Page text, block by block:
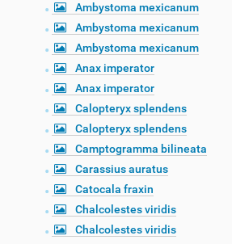
Ambystoma mexicanum
Ambystoma mexicanum
Ambystoma mexicanum
Anax imperator
Anax imperator
Calopteryx splendens
Calopteryx splendens
Camptogramma bilineata
Carassius auratus
Catocala fraxin
Chalcolestes viridis
Chalcolestes viridis